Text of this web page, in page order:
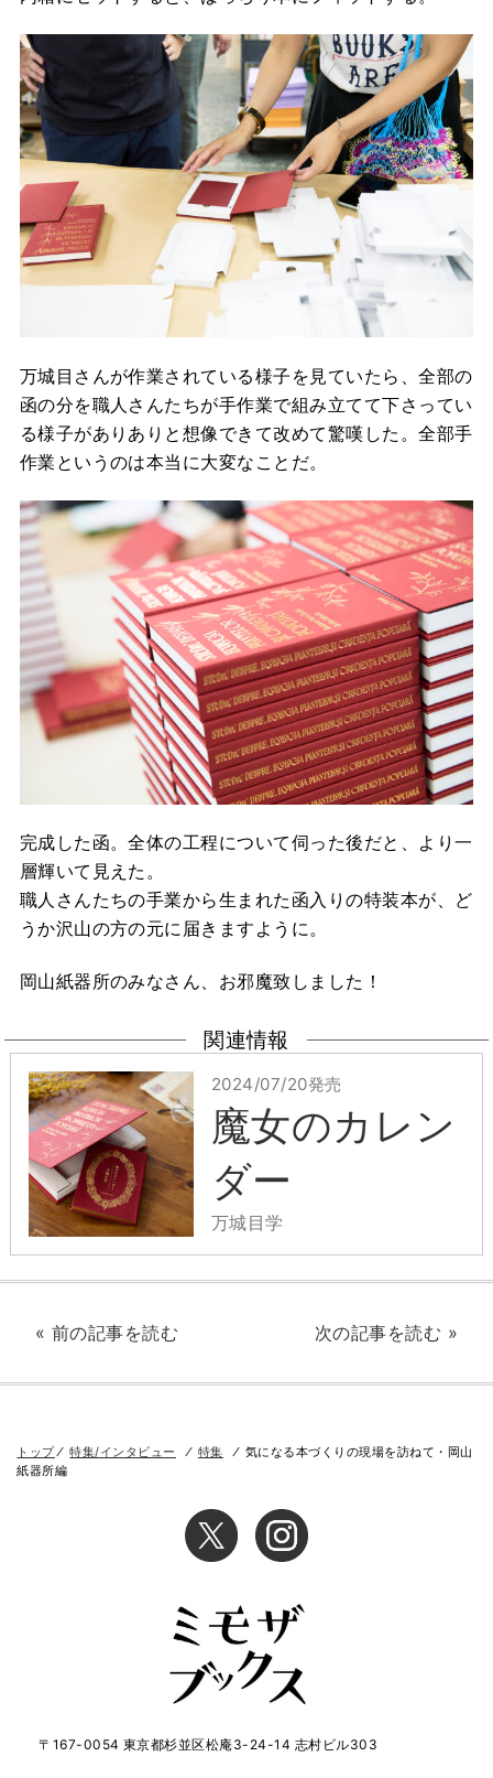
万城目さんが作業されている様子を見ていたら、全部の
函の分を職人さんたちが手作業で組み立てて下さってい
る様子がありありと想像できて改めて驚嘆した。全部手
作業というのは本当に大変なことだ。
完成した函。全体の工程について伺った後だと、より一
層輝いて見えた。
職人さんたちの手業から生まれた函入りの特装本が、ど
うか沢山の方の元に届きますように。
岡山紙器所のみなさん、お邪魔致しました！
関連情報
2024/07/20発売
魔女のカレン
ダー
万城目学
« 前の記事を読む 次の記事を読む »
トップ⁄ 特集/インタビュー ⁄ 特集 ⁄ 気になる本づくりの現場を訪ねて・岡山
紙器所編
〒167-0054 東京都杉並区松庵3-24-14 志村ビル303